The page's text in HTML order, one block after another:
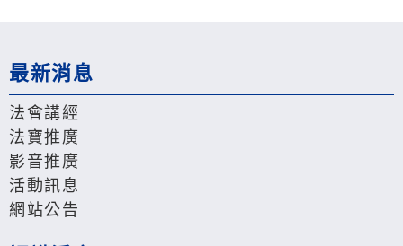
最新消息
法會講經
法寶推廣
影音推廣
活動訊息
網站公告